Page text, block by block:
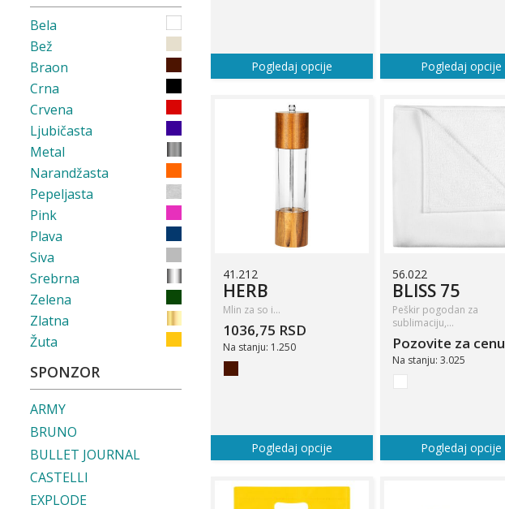
Pogledaj opcije Pogledaj opcije
41.212
HERB
Mlin za so i…
1036,75 RSD
Na stanju: 1.250
Pogledaj opcije
56.022
BLISS 75
Peškir pogodan za
sublimaciju,…
Pozovite za cenu
Na stanju: 3.025
Pogledaj opcije
Bela
Bež
Braon
Crna
Crvena
Ljubičasta
Metal
Narandžasta
Pepeljasta
Pink
Plava
Siva
Srebrna
Zelena
Zlatna
Žuta
SPONZOR
ARMY
BRUNO
BULLET JOURNAL
CASTELLI
EXPLODE